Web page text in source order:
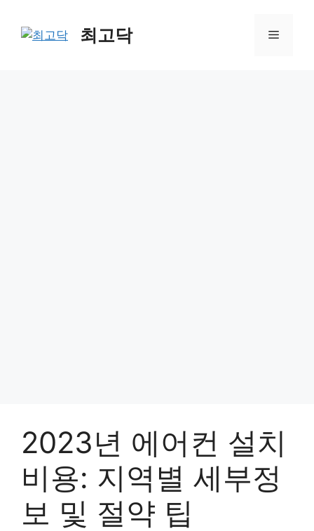
content
최고닥 Menu
2023년 에어컨 설치
비용: 지역별 세부정
보 및 절약 팁